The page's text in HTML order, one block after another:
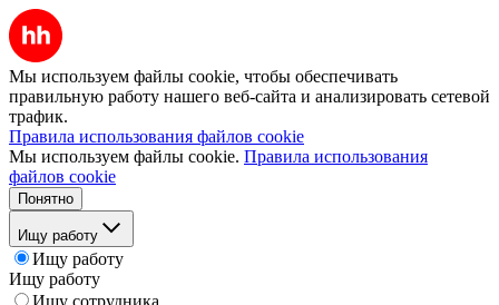
Мы используем файлы cookie, чтобы обеспечивать
правильную работу нашего веб-сайта и анализировать сетевой
трафик.
Правила использования файлов cookie
Мы используем файлы cookie. Правила использования
файлов cookie
Понятно
Ищу работу
Ищу работу
Ищу работу
Ищу сотрудника